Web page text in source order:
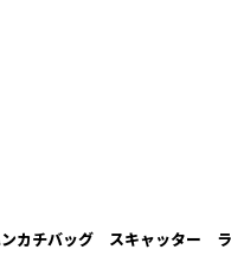
カチバッグ スキャッター ラ